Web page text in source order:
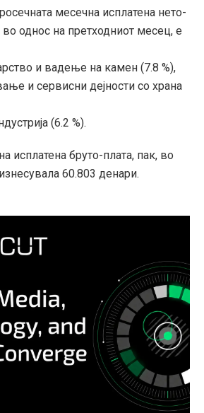
месечна исплатена нето-
во однос на претходниот месец, е
и вадење на камен (7.8 %),
и сервисни дејности со храна
(6.2 %).
исплатена бруто-плата, пак, во
60.803 денари.